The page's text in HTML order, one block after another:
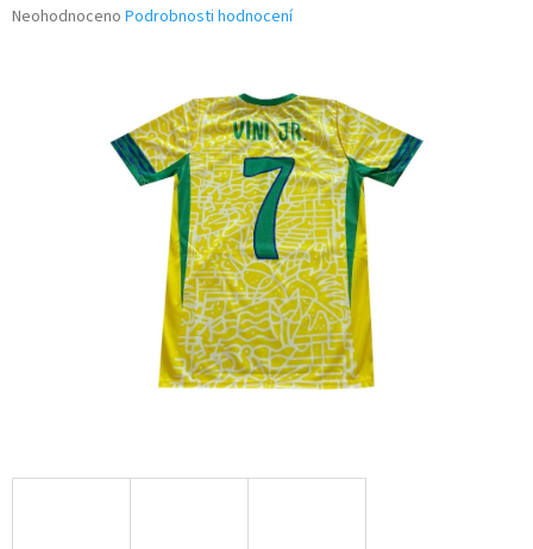
Průměrné
Neohodnoceno Podrobnosti hodnocení